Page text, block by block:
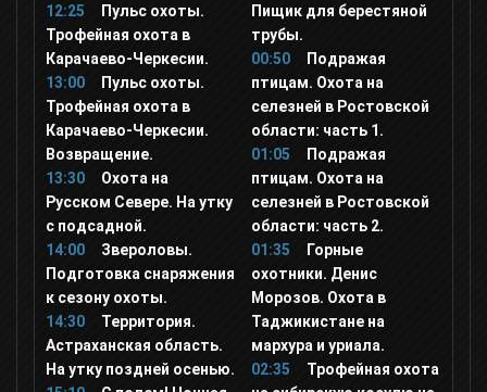
Ani
Мультимузыка
Tiji
Дважды два канал (2x2)
Nickelodeon
12:25
Пульс охоты.
Трофейная охота в
Карачаево-Черкесии.
13:00
Пульс охоты.
Трофейная охота в
Карачаево-Черкесии.
Возвращение.
13:30
Охота на
Русском Севере. На утку
с подсадной.
14:00
Звероловы.
Подготовка снаряжения
к сезону охоты.
14:30
Территория.
Астраханская область.
На утку поздней осенью.
Пищик для берестяной
трубы.
00:50
Подражая
птицам. Охота на
селезней в Ростовской
области: часть 1.
01:05
Подражая
птицам. Охота на
селезней в Ростовской
области: часть 2.
01:35
Горные
охотники. Денис
Морозов. Охота в
Таджикистане на
мархура и уриала.
02:35
Трофейная охота